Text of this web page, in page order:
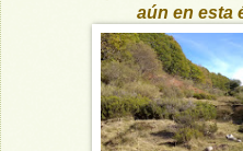
aún en esta